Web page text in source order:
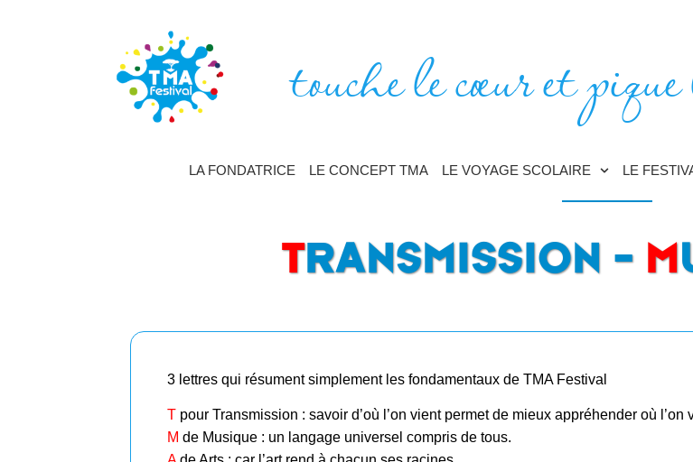
touche le cœur et
LA FONDATRICE LE CONCEPT TMA LE VOYAGE SCOLAIRE LE
TRANSMISSION – M
3 lettres qui résument simplement les fondamentaux de TMA Festival
T pour Transmission : savoir d’où l’on vient permet de mieux appréhender où l’on
M de Musique : un langage universel compris de tous.